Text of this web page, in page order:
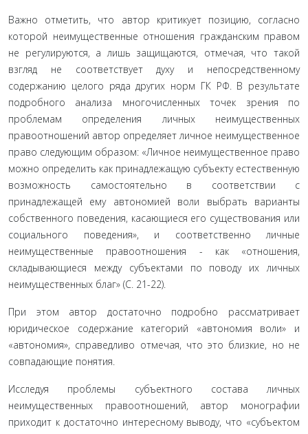
Важно отметить, что автор критикует позицию, согласно
которой неимущественные отношения гражданским правом
не регулируются, а лишь защищаются, отмечая, что такой
взгляд не соответствует духу и непосредственному
содержанию целого ряда других норм ГК РФ. В результате
подробного ана­лиза многочисленных точек зрения по
проблемам определения личных неимущественных
правоотно­шений автор определяет личное неимущественное
право следующим образом: «Личное неимуществен­ное право
можно определить как принадлежащую субъекту естественную
возможность самостоятельно в соответствии с
принадлежащей ему автономией воли выбрать варианты
собственного поведения, ка­сающиеся его существования или
социального пове­дения», и соответственно личные
неимущественные правоотношения - как «отношения,
складывающие­ся между субъектами по поводу их личных
неимуще­ственных благ» (С. 21-22).
При этом автор достаточно подробно рассма­тривает
юридическое содержание категорий «авто­номия воли» и
«автономия», справедливо отмечая, что это близкие, но не
совпадающие понятия.
Исследуя проблемы субъектного состава личных
неимущественных правоотношений, автор моногра­фии
приходит к достаточно интересному выводу, что «субъектом